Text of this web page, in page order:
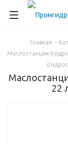
Главная -
Маслостанции
22